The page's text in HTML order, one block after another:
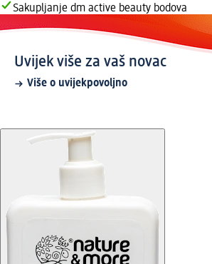
Sakupljanje dm active beauty bodova
Uvijek više za vaš novac
Više o uvijekpovoljno